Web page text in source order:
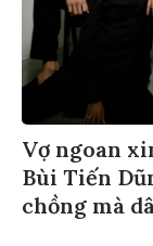
Vợ ngoan
Bùi Tiến
chồng mà